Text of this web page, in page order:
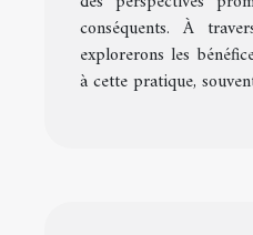
conséquents. À
explorerons les
à cette pratique,